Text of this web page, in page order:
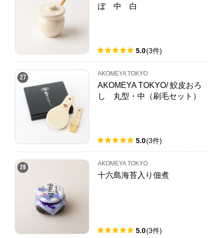
ぼ 中 白
5.0(3件)
27 AKOMEYA TOKYO
AKOMEYA TOKYO/ 鮫皮おろ
し 丸型・中（刷毛セット）
5.0(3件)
28 AKOMEYA TOKYO
十六島海苔入り佃煮
5.0(3件)